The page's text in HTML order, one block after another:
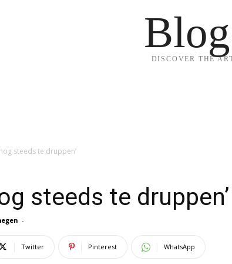
DISCOVER THE
steeds te druppen’
steeds te druppen’
-
Twitter Pinterest WhatsApp